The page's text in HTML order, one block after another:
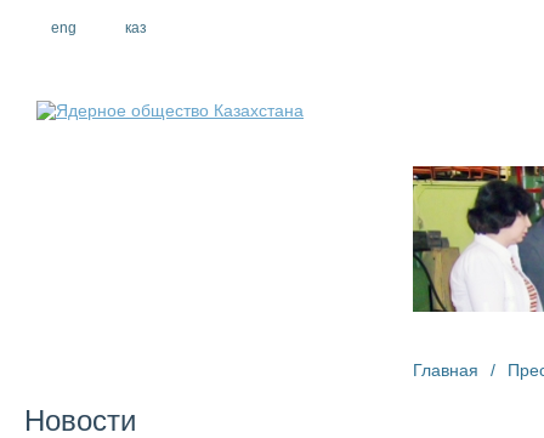
eng каз
Новости
Главная /